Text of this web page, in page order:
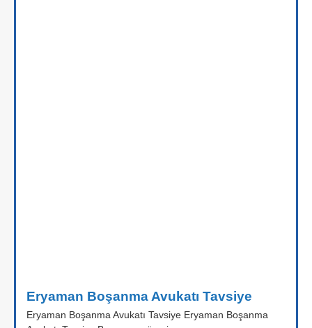
Eryaman Boşanma Avukatı Tavsiye
Eryaman Boşanma Avukatı Tavsiye Eryaman Boşanma